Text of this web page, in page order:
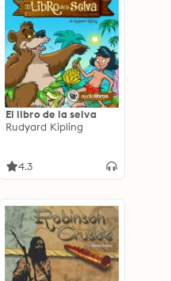
El libro de la selva
Rudyard Kipling
4.3